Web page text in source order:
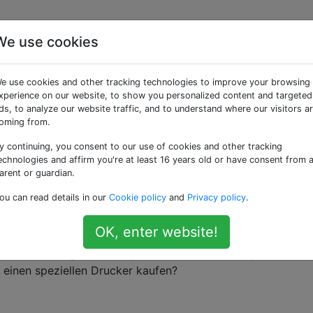
getaggte Fragen
und wie erkenne ich sie?
im 3D-Druck verwendet werden , sind
für solche Materialien, die mir bei der
können? Ich habe einen FDM-Drucker verwendet .
für einen Kuchen drucken. Ist das Drucken mit
thermoplastischen 3D-Desktopdrucker
speziellen Drucker kaufen?
use cookies
use cookies and other tracking technologies to improve your browsing
on our website, to show you personalized content and targeted
to analyze our website traffic, and to understand where our visitors
from.
continuing, you consent to our use of cookies and other tracking
and affirm you're at least 16 years old or have consent from a
or guardian.
can read details in our Cookie policy and Privacy policy.
OK, enter website!